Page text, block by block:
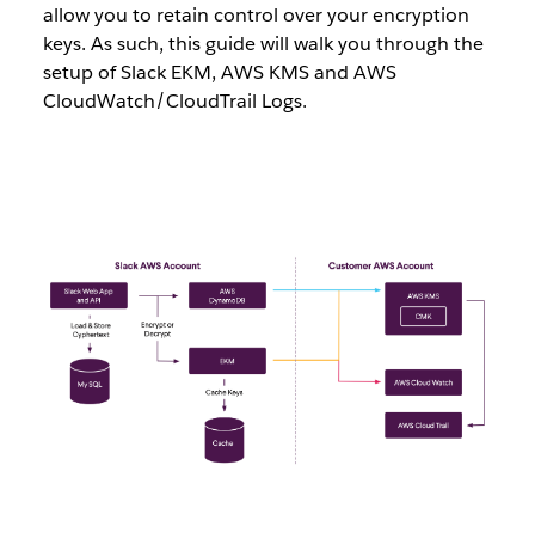
allow you to retain control over your encryption
keys. As such, this guide will walk you through the
setup of Slack EKM, AWS KMS and AWS
CloudWatch/CloudTrail Logs.